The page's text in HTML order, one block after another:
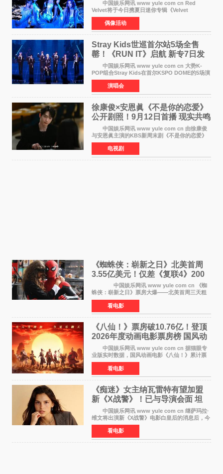
中国娱乐网讯 www yule com cn Red
Velvet将于今日携夏日迷你专辑《Velvet
Summer》时隔2年2个月重启完整体活动。这张
于8月3日发行的专辑，主打柔和成熟氛围的夏日
音乐，收录了成员们想着
偶像活动
Stray Kids世巡首尔站5场全售
罄！《RUN IT》启航 新专7日发
中国娱乐网讯 www yule com cn 大势K-
POP组合Stray Kids在首尔KSPO DOME的5场演
唱会全部售罄，为新世界巡演拉开序幕。据所属
社JYP娱乐透露，Stray Kids于上月25至26日、
29日及本月1至2日
演唱会
徐康俊×安恩眞《不是你的恋爱》
公开剧照！9月12日首播 现实共鸣
罗曼史来袭
中国娱乐网讯 www yule com cn 由徐康俊
与安恩眞主演的KBS新周末剧《不是你的恋爱》
于近日公开首波剧照，正式定档9月12日首
播。 剧照中，徐康俊与安恩眞并肩而坐，眼
神中流露出复杂而微
电视剧
《蜘蛛侠：崭新之日》北美首周
3.55亿美元！仅差《复联4》200
万 影史第二全球开画
中国娱乐网讯 www yule com cn 《蜘
蛛侠：崭新之日》票房大爆——北美首周三天粗
报3 55亿美元，仅比影史最高北美开画《复仇者
联盟4：终局之战》的3 571亿美元少200万出头，
精报调整后仍
看电影
《八仙！》票房破10.76亿！登顶
2026年度动画电影票房榜 国风动
画逆袭暑期档
中国娱乐网讯 www yule com cn 据猫眼专
业版实时数据，国风动画电影《八仙！》累计票
房突破10 76亿元，超过《熊出没·年年有熊》，
暂列2026年度动画影片票房榜冠军。该片自暑期
档登陆院线以
看电影
《痴迷》女主纳瓦雷特有望加盟
新《X战警》！已与导演会面 坦
言“魔形女一直很酷”
中国娱乐网讯 www yule com cn 继萨玛拉·
维文将出演新《X战警》电影白皇后的消息后，今
年暑期档大热恐怖片《痴迷》女主角印达·纳瓦雷
特也有望加盟这部备受瞩目的漫威新作——目前
还处于有
看电影